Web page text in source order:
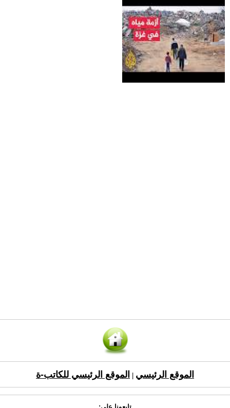
الموقع الرئيسي الموقع الرئيسي للكاتب-ة